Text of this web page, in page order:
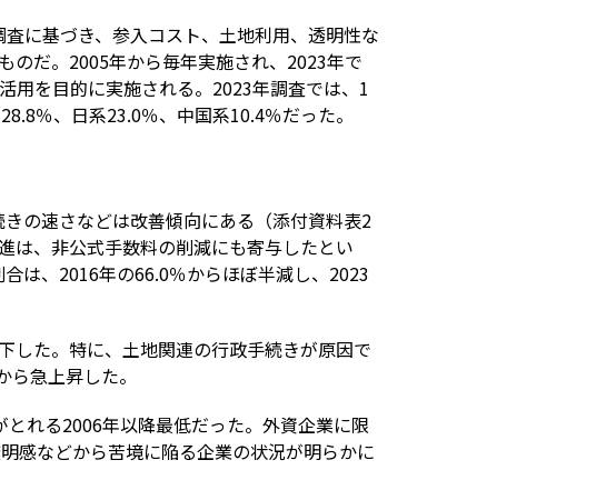
に基づき、参入コスト、土地利用、透明性な
のだ。2005年から毎年実施され、2023年で
用を目的に実施される。2023年調査では、1
％、日系23.0％、中国系10.4％だった。
の速さなどは改善傾向にある（添付資料表2
は、非公式手数料の削減にも寄与したとい
は、2016年の66.0％からほぼ半減し、2023
した。特に、土地関連の行政手続きが原因で
急上昇した。
れる2006年以降最低だった。外資企業に限
感などから苦境に陥る企業の状況が明らかに